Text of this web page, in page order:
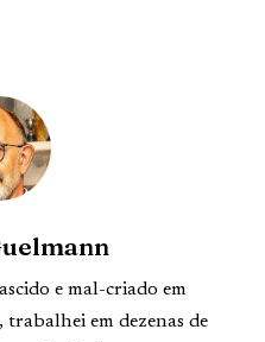
e mal-criado em
em dezenas de